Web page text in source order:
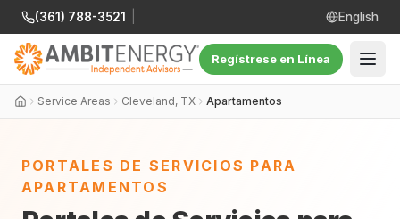
(361) 788-3521 English
Regístrese en Línea
Service Areas Cleveland, TX Apartamentos
PORTALES DE SERVICIOS PARA
APARTAMENTOS